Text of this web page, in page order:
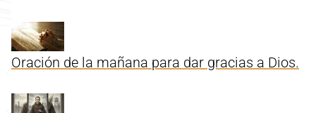
Oración de la mañana para dar gracias a Dios.